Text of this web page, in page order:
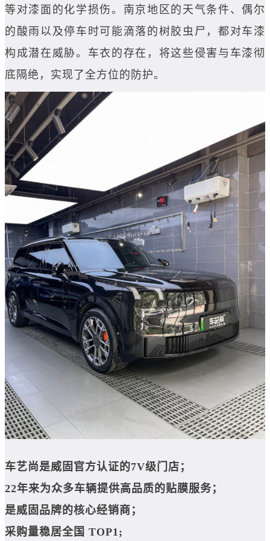
等对漆面的化学损伤。南京地区的天气条件、偶尔
的酸雨以及停车时可能滴落的树胶虫尸，都对车漆
构成潜在威胁。车衣的存在，将这些侵害与车漆彻
底隔绝，实现了全方位的防护。
车艺尚是威固官方认证的7V级门店；
22年来为众多车辆提供高品质的贴膜服务；
是威固品牌的核心经销商；
采购量稳居全国 TOP1;